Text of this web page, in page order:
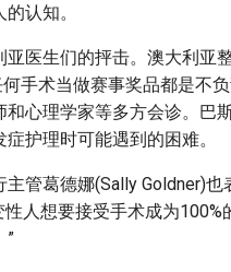
认知。
医生们的抨击。澳大利亚
手术当做赛事奖品都是不
心理学家等多方会诊。巴
护理时可能遇到的困难。
管葛德娜(Sally Goldner)
性人想要接受手术成为
”